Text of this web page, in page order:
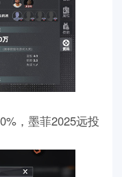
，墨菲2025远投